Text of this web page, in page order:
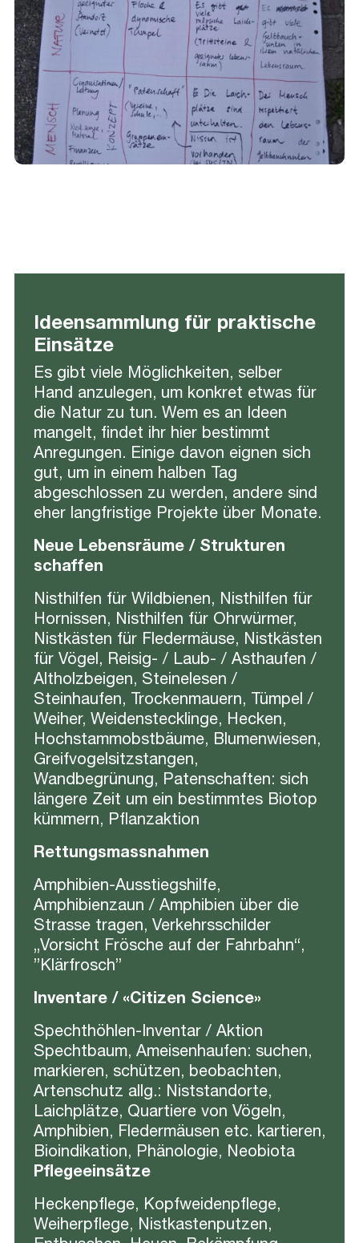
Ideensammlung für praktische
Einsätze
Es gibt viele Möglichkeiten, selber
Hand anzulegen, um konkret etwas für
die Natur zu tun. Wem es an Ideen
mangelt, findet ihr hier bestimmt
Anregungen. Einige davon eignen sich
gut, um in einem halben Tag
abgeschlossen zu werden, andere sind
eher langfristige Projekte über Monate.
Neue Lebensräume / Strukturen
schaffen
Nisthilfen für Wildbienen, Nisthilfen für
Hornissen, Nisthilfen für Ohrwürmer,
Nistkästen für Fledermäuse, Nistkästen
für Vögel, Reisig- / Laub- / Asthaufen /
Altholzbeigen, Steinelesen /
Steinhaufen, Trockenmauern, Tümpel /
Weiher, Weidenstecklinge, Hecken,
Hochstammobstbäume, Blumenwiesen,
Greifvogelsitzstangen,
Wandbegrünung, Patenschaften: sich
längere Zeit um ein bestimmtes Biotop
kümmern, Pflanzaktion
Rettungsmassnahmen
Amphibien-Ausstiegshilfe,
Amphibienzaun / Amphibien über die
Strasse tragen, Verkehrsschilder
„Vorsicht Frösche auf der Fahrbahn“,
”Klärfrosch”
Inventare / «Citizen Science»
Spechthöhlen-Inventar / Aktion
Spechtbaum, Ameisenhaufen: suchen,
markieren, schützen, beobachten,
Artenschutz allg.: Niststandorte,
Laichplätze, Quartiere von Vögeln,
Amphibien, Fledermäusen etc. kartieren,
Bioindikation, Phänologie, Neobiota
Pflegeeinsätze
Heckenpflege, Kopfweidenpflege,
Weiherpflege, Nistkastenputzen,